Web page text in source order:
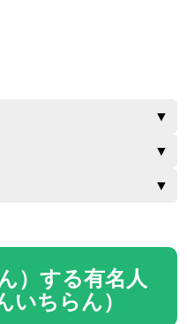
▼
▼
▼
）する有名人
いちらん）